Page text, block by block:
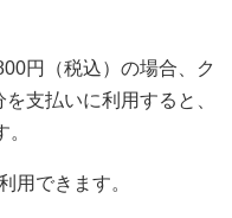
円（税込）の場合、ク
支払いに利用すると、
用できます。